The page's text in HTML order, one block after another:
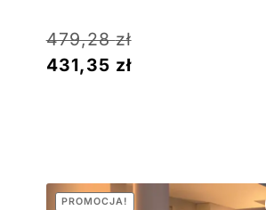
479,28zł
431,35 zł
PROMOCJA!